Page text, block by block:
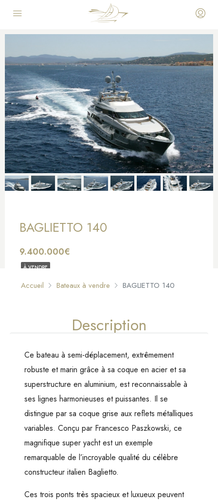
BAGLIETTO 140
9.400.000€
À VENDRE
Accueil Bateaux à vendre BAGLIETTO 140
Description
Ce bateau à semi-déplacement, extrêmement
robuste et marin grâce à sa coque en acier et sa
superstructure en aluminium, est reconnaissable à
ses lignes harmonieuses et puissantes. Il se
distingue par sa coque grise aux reflets métalliques
variables. Conçu par Francesco Paszkowski, ce
magnifique super yacht est un exemple
remarquable de l’incroyable qualité du célèbre
constructeur italien Baglietto.
Ces trois ponts très spacieux et luxueux peuvent